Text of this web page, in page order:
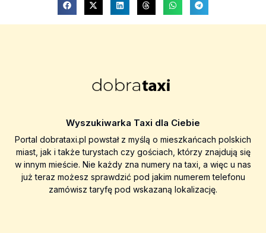
Wyszukiwarka Taxi dla Ciebie
Portal dobrataxi.pl powstał z myślą o mieszkańcach polskich
miast, jak i także turystach czy gościach, którzy znajdują się
w innym mieście. Nie każdy zna numery na taxi, a więc u nas
już teraz możesz sprawdzić pod jakim numerem telefonu
zamówisz taryfę pod wskazaną lokalizację.